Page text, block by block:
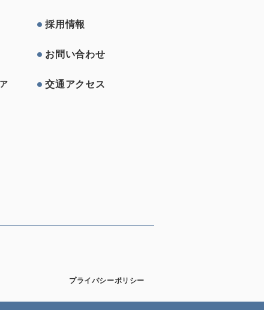
採⽤情報
お問い合わせ
交通アクセス
プライバシーポリシー